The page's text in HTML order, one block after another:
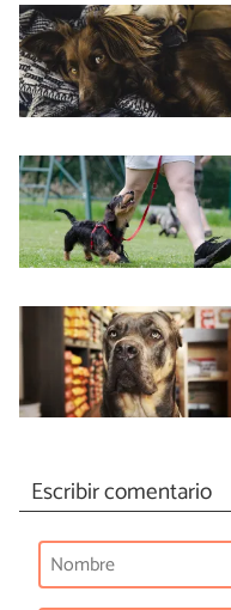
Escribir comentario